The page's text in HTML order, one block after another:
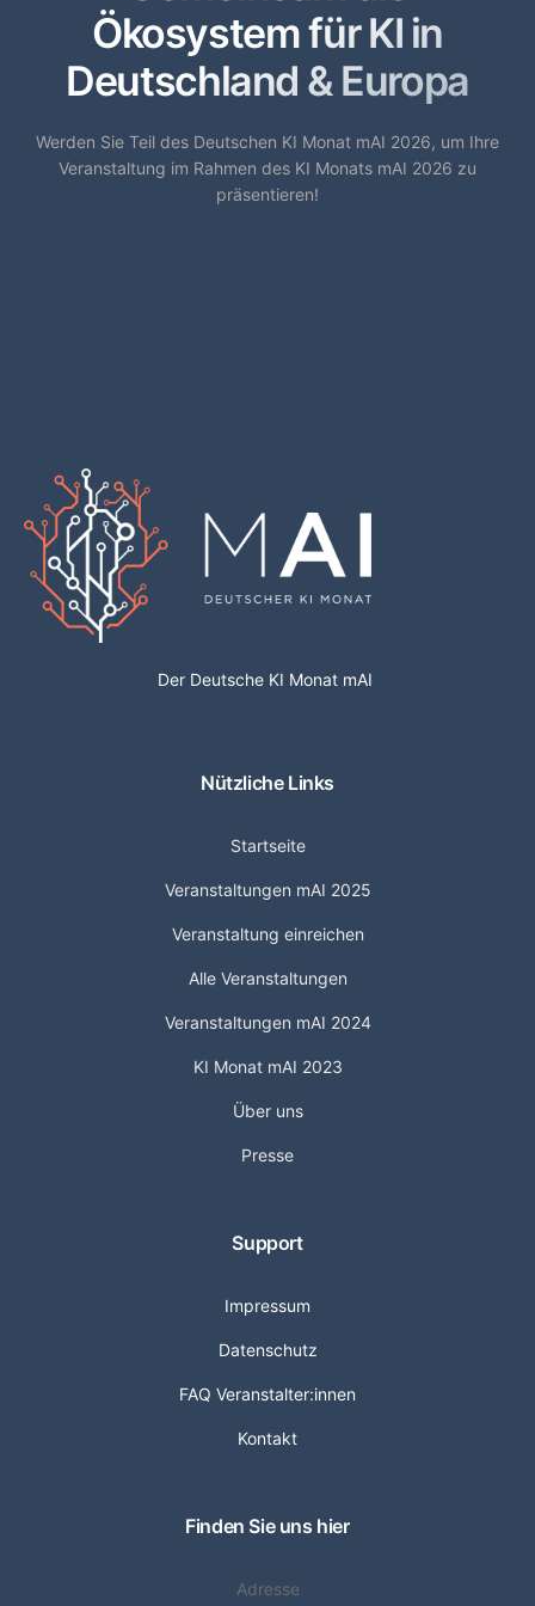
Ökosystem für KI in
Deutschland & Europa
Werden Sie Teil des Deutschen KI Monat mAI 2026, um Ihre
Veranstaltung im Rahmen des KI Monats mAI 2026 zu
präsentieren!
Der Deutsche KI Monat mAI
Nützliche Links
Startseite
Veranstaltungen mAI 2025
Veranstaltung einreichen
Alle Veranstaltungen
Veranstaltungen mAI 2024
KI Monat mAI 2023
Über uns
Presse
Support
Impressum
Datenschutz
FAQ Veranstalter:innen
Kontakt
Finden Sie uns hier
Adresse